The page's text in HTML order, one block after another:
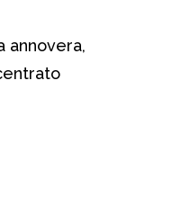
annovera,